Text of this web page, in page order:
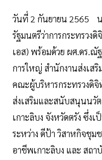
วันที่ 2 กันยายน 2565
รัฐมนตรีว่าการกระทรวง
เอส) พร้อมด้วย ผศ.ดร.
การใหญ่ สำนักงานส่งเส
คณะผู้บริหารกระทรวงดิจิ
ส่งเสริมและสนับสนุนนวั
เกาะลิบง จังหวัดตรัง ซึ่ง
ระหว่าง ดีป้า วิสาหกิจชุ
อาชีพเกาะลิบง และ สถ